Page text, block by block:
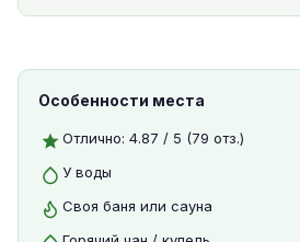
Особенности места
Отлично: 4.87 / 5 (79 отз.)
У воды
Своя баня или сауна